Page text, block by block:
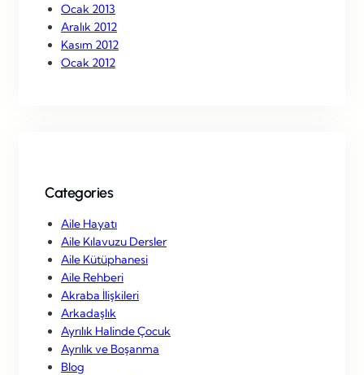
Ocak 2013
Aralık 2012
Kasım 2012
Ocak 2012
Categories
Aile Hayatı
Aile Kılavuzu Dersler
Aile Kütüphanesi
Aile Rehberi
Akraba İlişkileri
Arkadaşlık
Ayrılık Halinde Çocuk
Ayrılık ve Boşanma
Blog